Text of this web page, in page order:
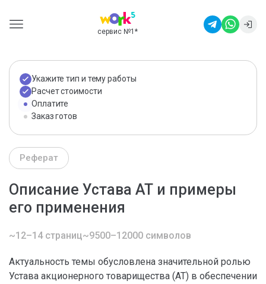
сервис №1 *
Укажите тип и тему работы
Расчет стоимости
Оплатите
Заказ готов
Реферат
Описание Устава АТ и примеры
его применения
~12–14 страниц~9500–12000 символов
Актуальность темы обусловлена значительной ролью
Устава акционерного товарищества (АТ) в обеспечении